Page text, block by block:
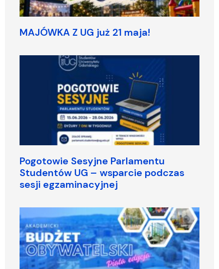
MAJÓWKA Z UG już 21 maja!
Pogotowie Sesyjne Parlamentu
Studentów UG – wsparcie podczas
sesji egzaminacyjnej